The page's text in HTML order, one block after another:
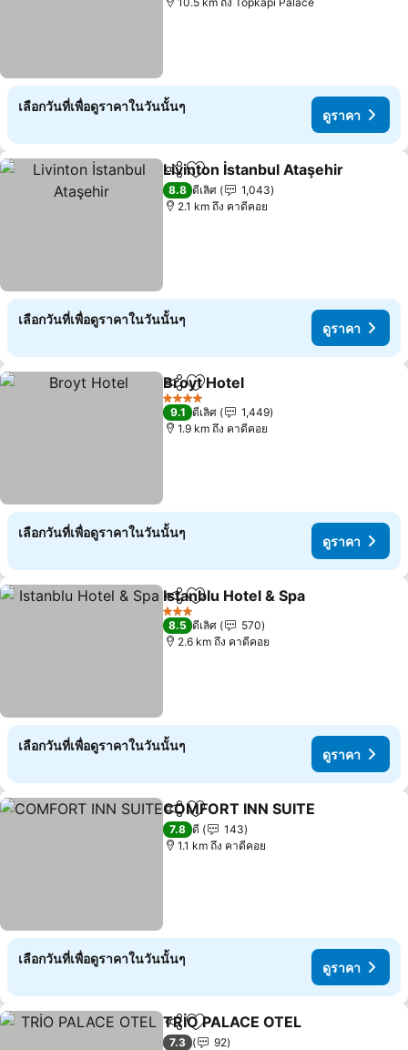
เลือกวันที่เพื่อดูราคาในวันนั้นๆ
ดูราคา
แชร์ เพิ่มในรายการโปรด
Livinton İstanbul Ataşehir
8.8 ดีเลิศ
1,043
2.1 km ถึง คาดีคอย
เลือกวันที่เพื่อดูราคาในวันนั้นๆ
ดูราคา
แชร์ เพิ่มในรายการโปรด
Broyt Hotel
4 ดาว
9.1 ดีเลิศ
1,449
1.9 km ถึง คาดีคอย
เลือกวันที่เพื่อดูราคาในวันนั้นๆ
ดูราคา
แชร์ เพิ่มในรายการโปรด
Istanblu Hotel & Spa
3 ดาว
8.5 ดีเลิศ
570
2.6 km ถึง คาดีคอย
เลือกวันที่เพื่อดูราคาในวันนั้นๆ
ดูราคา
แชร์ เพิ่มในรายการโปรด
COMFORT INN SUITE
7.8 ดี
143
1.1 km ถึง คาดีคอย
เลือกวันที่เพื่อดูราคาในวันนั้นๆ
ดูราคา
แชร์ เพิ่มในรายการโปรด
TRİO PALACE OTEL
7.3
92